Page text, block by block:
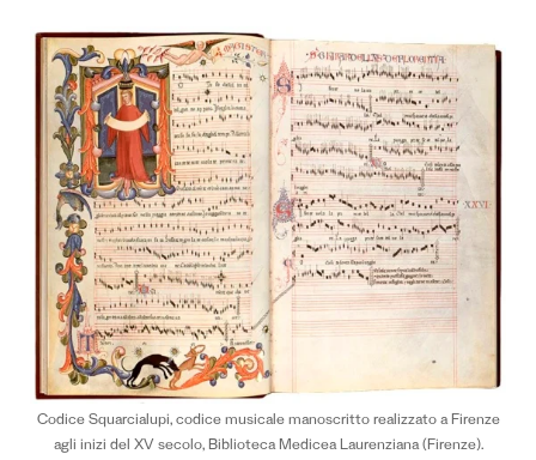
Codice Squarcialupi, codice musicale manoscritto realizzato a Firenze
agli inizi del XV secolo, Biblioteca Medicea Laurenziana (Firenze).